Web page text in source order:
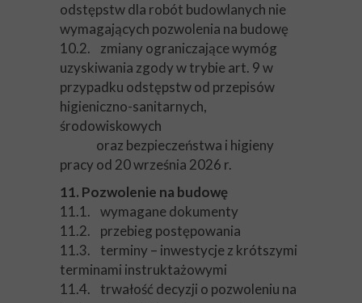
odstępstw dla robót budowlanych nie
wymagających pozwolenia na budowę
10.2. zmiany ograniczające wymóg
uzyskiwania zgody w trybie art. 9 w
przypadku odstępstw od przepisów
higieniczno-sanitarnych,
środowiskowych
oraz bezpieczeństwa i higieny
pracy od 20 września 2026 r.
11. Pozwolenie na budowę
11.1. wymagane dokumenty
11.2. przebieg postępowania
11.3. terminy – inwestycje z krótszymi
terminami instruktażowymi
11.4. trwałość decyzji o pozwoleniu na